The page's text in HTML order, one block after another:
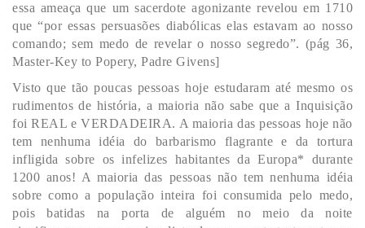
essa ameaça que um sacerdote agonizante revelou em 1710
que “por essas persuasões diabólicas elas estavam ao nosso
comando; sem medo de revelar o nosso segredo”. (pág 36,
Master-Key to Popery, Padre Givens]
Visto que tão poucas pessoas hoje estudaram até mesmo os
rudimentos de história, a maioria não sabe que a Inquisição
foi REAL e VERDADEIRA. A maioria das pessoas hoje não
tem nenhuma idéia do barbarismo flagrante e da tortura
infligida sobre os infelizes habitantes da Europa* durante
1200 anos! A maioria das pessoas não tem nenhuma idéia
sobre como a população inteira foi consumida pelo medo,
pois batidas na porta de alguém no meio da noite